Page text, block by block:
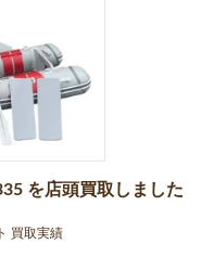
を店頭買取しました
買取実績